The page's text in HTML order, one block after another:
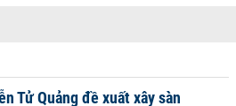
Tử Quảng đề xuất xây sàn